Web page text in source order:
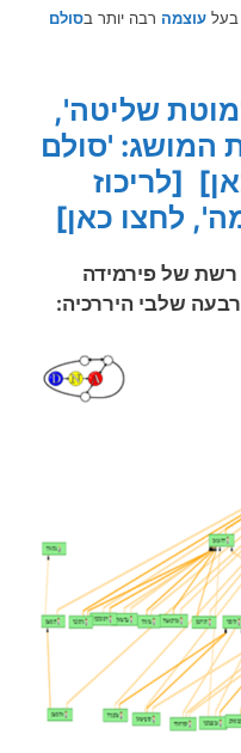
בעל עוצמה רבה יותר בסולם
שליטה',
המושג: 'סולם
[לריכוז
לחצו כאן]
של פירמידה
שלבי היררכיה: